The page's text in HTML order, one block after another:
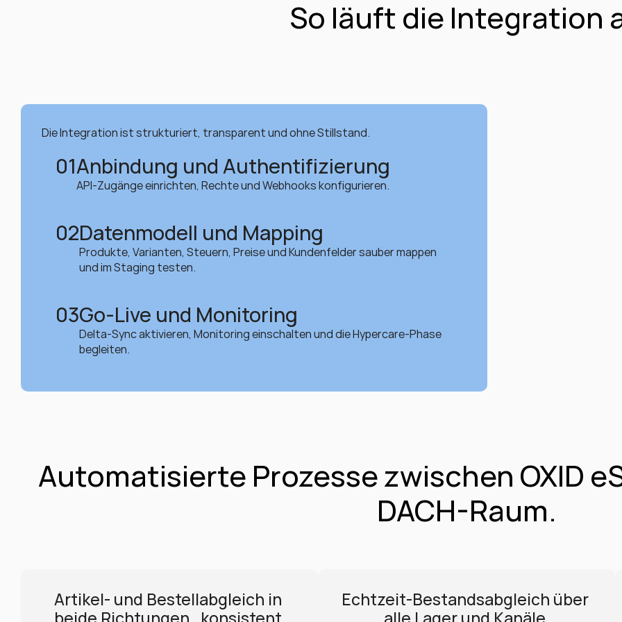
So läuft die Integration
Die Integration ist strukturiert, transparent und ohne Stillstand.
01Anbindung und Authentifizierung
API-Zugänge einrichten, Rechte und Webhooks konfigurieren.
02Datenmodell und Mapping
Produkte, Varianten, Steuern, Preise und Kundenfelder sauber mappen
und im Staging testen.
03Go-Live und Monitoring
Delta-Sync aktivieren, Monitoring einschalten und die Hypercare-Phase
begleiten.
Automatisierte Prozesse zwischen OXID
DACH-Raum.
Artikel- und Bestellabgleich in
Echtzeit-Bestandsabgleich über